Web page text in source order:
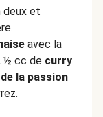
deux et
avec la
½ cc de curry
la passion